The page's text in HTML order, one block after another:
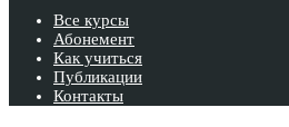
Все курсы
Абонемент
Как учиться
Публикации
Контакты